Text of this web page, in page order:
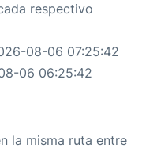
respectivo
08-06 07:25:42
06 06:25:42
la misma ruta entre